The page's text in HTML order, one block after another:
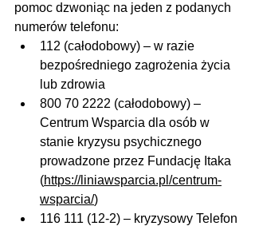
pomoc dzwoniąc na jeden z podanych
numerów telefonu:
112 (całodobowy) – w razie
bezpośredniego zagrożenia życia
lub zdrowia
800 70 2222 (całodobowy) –
Centrum Wsparcia dla osób w
stanie kryzysu psychicznego
prowadzone przez Fundację Itaka
(https://liniawsparcia.pl/centrum-
wsparcia/)
116 111 (12-2) – kryzysowy Telefon